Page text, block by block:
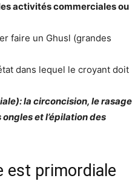
activités commerciales ou
faire un Ghusl (grandes
dans lequel le croyant doit
la circoncision, le rasage
et l’épilation des
est primordiale